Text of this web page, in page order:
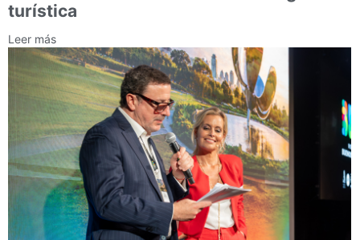
turística
Leer más